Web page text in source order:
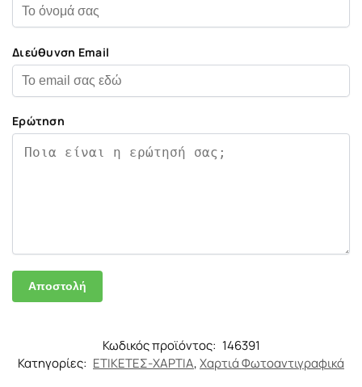
Διεύθυνση Email
Ερώτηση
Κωδικός προϊόντος: 146391
Κατηγορίες: ΕΤΙΚΕΤΕΣ-ΧΑΡΤΙΑ,Χαρτιά Φωτοαντιγραφικά